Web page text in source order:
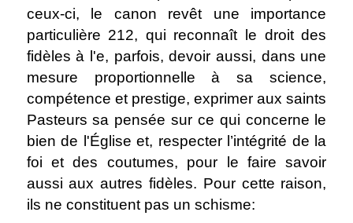
ceux-ci, le canon revêt une importance
particulière 212, qui reconnaît le droit des
fidèles à l'e, parfois, devoir aussi, dans une
mesure proportionnelle à sa science,
compétence et prestige, exprimer aux saints
Pasteurs sa pensée sur ce qui concerne le
bien de l'Église et, respecter l’intégrité de la
foi et des coutumes, pour le faire savoir
aussi aux autres fidèles. Pour cette raison,
ils ne constituent pas un schisme: